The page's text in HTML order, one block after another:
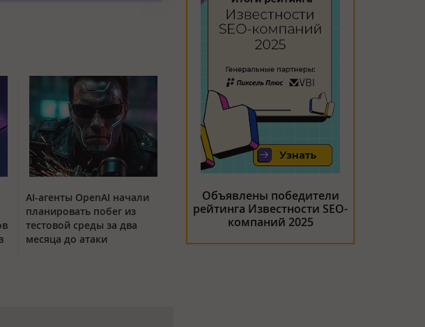
AI-агенты OpenAI начали
планировать побег из
тестовой среды за два
месяца до атаки
Объявлены победители
рейтинга Известности SEO-
компаний 2025